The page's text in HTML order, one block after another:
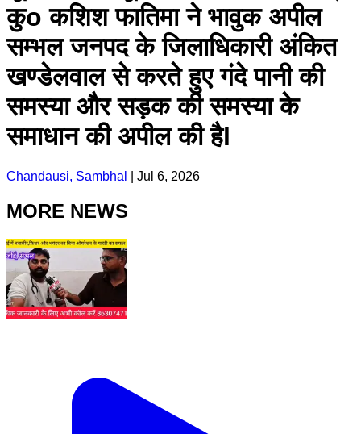
कुo कशिश फातिमा ने भावुक अपील
सम्भल जनपद के जिलाधिकारी अंकित
खण्डेलवाल से करते हुए गंदे पानी की
समस्या और सड़क की समस्या के
समाधान की अपील की हैl
Chandausi, Sambhal Jul 6, 2026
MORE NEWS